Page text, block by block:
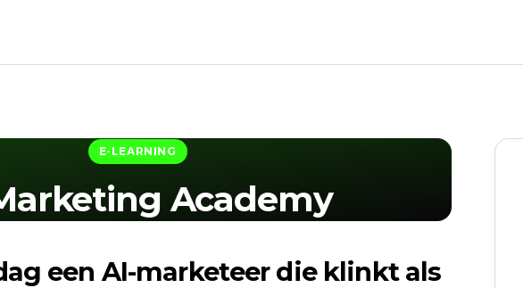
E-LEARNING
Academy
een AI-marketeer die klinkt als